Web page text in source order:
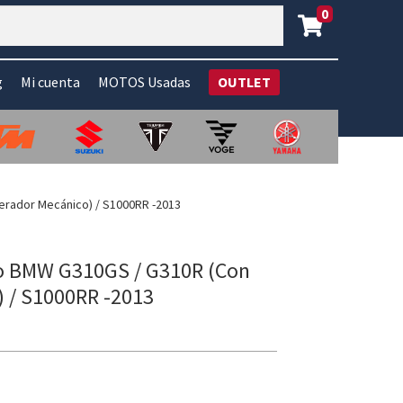
0
Mi cuenta MOTOS Usadas OUTLET
Mecánico) / S1000RR -2013
G310GS / G310R (Con
S1000RR -2013